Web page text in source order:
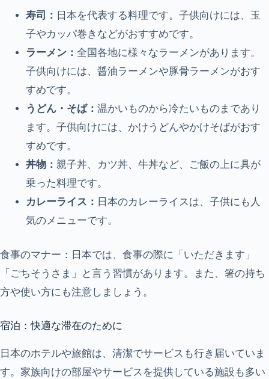
寿司： 日本を代表する料理です。子供向けには、玉
子やカッパ巻きなどがおすすめです。
ラーメン： 全国各地に様々なラーメンがあります。
子供向けには、醤油ラーメンや豚骨ラーメンがおす
すめです。
うどん・そば： 温かいものから冷たいものまであり
ます。子供向けには、かけうどんやかけそばがおす
すめです。
丼物： 親子丼、カツ丼、牛丼など、ご飯の上に具が
乗った料理です。
カレーライス： 日本のカレーライスは、子供にも人
気のメニューです。
食事のマナー：日本では、食事の際に「いただきます」
「ごちそうさま」と言う習慣があります。また、箸の持ち
方や使い方にも注意しましょう。
宿泊：快適な滞在のために
日本のホテルや旅館は、清潔でサービスも行き届いていま
す。家族向けの部屋やサービスを提供している施設も多い